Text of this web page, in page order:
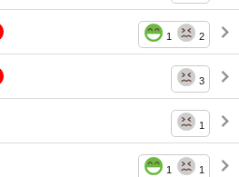
1 2
3
1
1 1